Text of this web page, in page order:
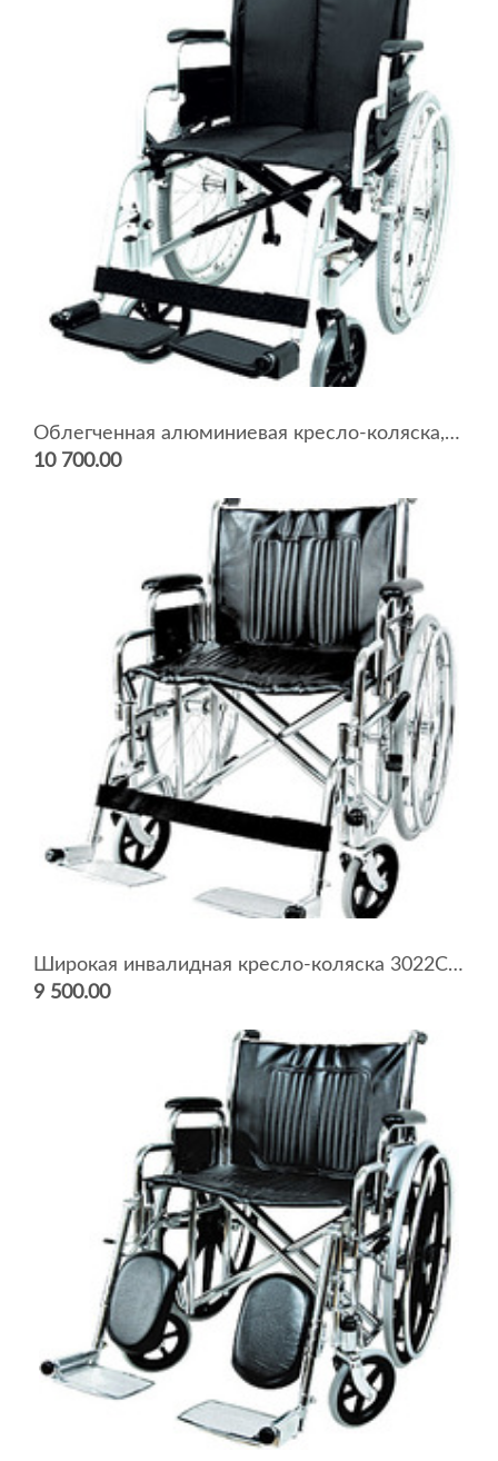
Облегченная алюминиевая кресло-коляска, инвалидная 7018A0603
10 700.00
Широкая инвалидная кресло-коляска 3022C0303
9 500.00